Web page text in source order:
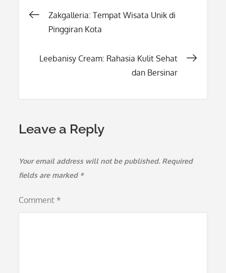
Post
Zakgalleria: Tempat Wisata Unik di
Pinggiran Kota
Leebanisy Cream: Rahasia Kulit Sehat
dan Bersinar
Leave a Reply
Your email address will not be published. Required
fields are marked *
Comment *